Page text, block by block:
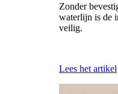
Zonder
waterlijn is de
veilig.
Lees het artikel